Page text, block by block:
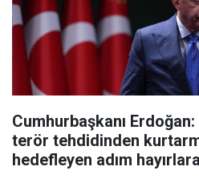
Cumhurbaşkanı
terör tehdidinden
hedefleyen adım